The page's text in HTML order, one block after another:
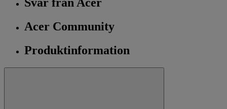
Acer Community
Produktinformation